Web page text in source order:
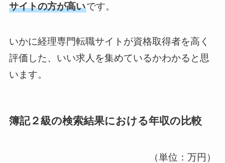
サイトの方が高いです。
いかに経理専門転職サイトが資格取得者を高く
評価した、いい求人を集めているかわかると思
います。
簿記２級の検索結果における年収の比較
（単位：万円）